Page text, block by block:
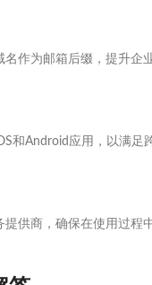
作为邮箱后缀，提升企
和Android应用，以满足
供商，确保在使用过